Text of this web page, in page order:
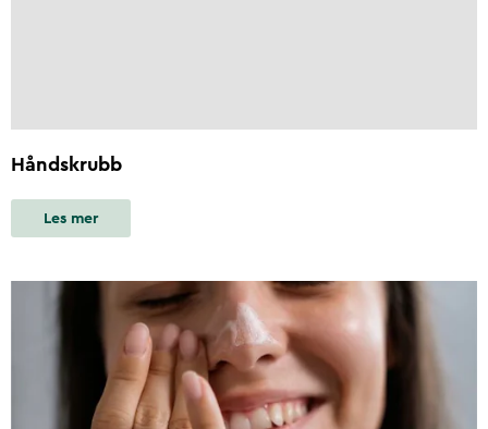
Håndskrubb
Les mer